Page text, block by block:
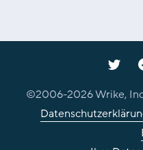
©2006-2026Wrike,